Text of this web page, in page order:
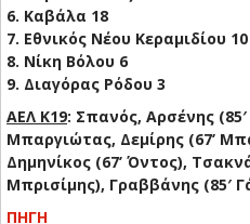
6. Καβάλα 18
7. Εθνικός Νέου Κεραμιδίου 10
8. Νίκη Βόλου 6
9. Διαγόρας Ρόδου 3
ΑΕΛ Κ19: Σπανός, Αρσένης
Μπαργιώτας, Δεμίρης (67’
Δημηνίκος (67’ Όντος),
Μπρισίμης), Γραββάνης (85′
ΠΗΓΗ